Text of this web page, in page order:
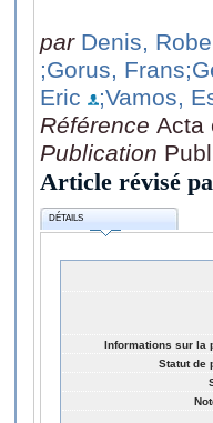
par Denis,
;Gorus, Frans
Eric
;Vamos,
Référence Acta
Publication
Article révisé
DÉTAILS
Informations sur la
Statut de